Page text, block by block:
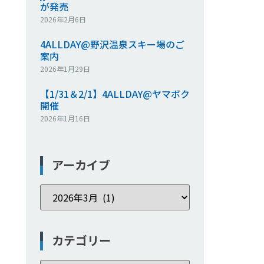
が発売
2026年2月6日
4ALLDAY@野沢温泉スキー場のご
案内
2026年1月29日
【1/31＆2/1】4ALLDAY@ヤマボク
開催
2026年1月16日
アーカイブ
カテゴリー